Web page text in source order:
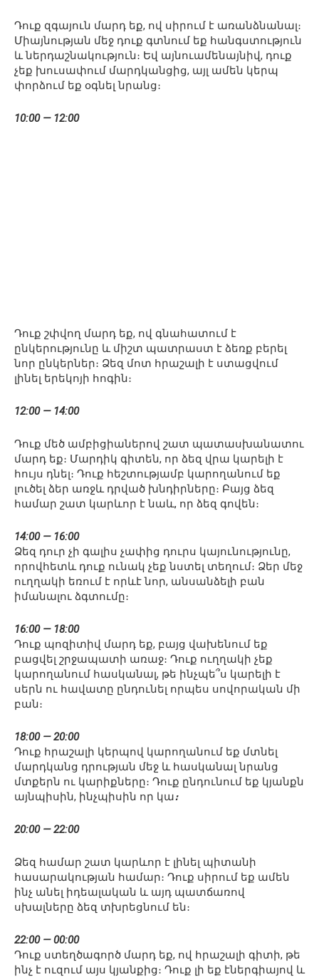
Դուք զգայուն մարդ եք, ով սիրում է առանձնանալ։
Միայնության մեջ դուք գտնում եք հանգստություն
և ներդաշնակություն։ Եվ այնուամենայնիվ, դուք
չեք խուսափում մարդկանցից, այլ ամեն կերպ
փորձում եք օգնել նրանց։
10:00 — 12:00
Դուք շփվող մարդ եք, ով գնահատում է
ընկերությունը և միշտ պատրաստ է ձեռք բերել
նոր ընկերներ։ Ձեզ մոտ հրաշալի է ստացվում
լինել երեկոյի հոգին։
12:00 — 14:00
Դուք մեծ ամբիցիաներով շատ պատասխանատու
մարդ եք։ Մարդիկ գիտեն, որ ձեզ վրա կարելի է
հույս դնել։ Դուք հեշտությամբ կարողանում եք
լուծել ձեր առջև դրված խնդիրները։ Բայց ձեզ
համար շատ կարևոր է նաև, որ ձեզ գովեն։
14:00 — 16:00
Ձեզ դուր չի գալիս չափից դուրս կայունությունը,
որովհետև դուք ունակ չեք նստել տեղում։ Ձեր մեջ
ուղղակի եռում է որևէ նոր, անսանձելի բան
իմանալու ձգտումը։
16:00 — 18:00
Դուք պոզիտիվ մարդ եք, բայց վախենում եք
բացվել շրջապատի առաջ։ Դուք ուղղակի չեք
կարողանում հասկանալ, թե ինչպե՞ս կարելի է
սերն ու հավատը ընդունել որպես սովորական մի
բան։
18:00 — 20:00
Դուք հրաշալի կերպով կարողանում եք մտնել
մարդկանց դրության մեջ և հասկանալ նրանց
մտքերն ու կարիքները։ Դուք ընդունում եք կյանքն
այնպիսին, ինչպիսին որ կա։
20:00 — 22:00
Ձեզ համար շատ կարևոր է լինել պիտանի
հասարակության համար։ Դուք սիրում եք ամեն
ինչ անել իդեալական և այդ պատճառով
սխալները ձեզ տխրեցնում են։
22:00 — 00:00
Դուք ստեղծագործ մարդ եք, ով հրաշալի գիտի, թե
ինչ է ուզում այս կյանքից։ Դուք լի եք էներգիայով և